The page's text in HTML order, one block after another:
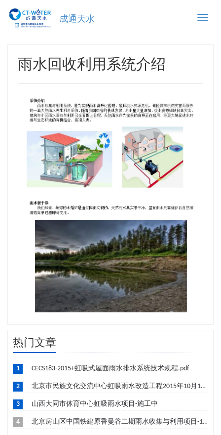
Toggle
成通天水
雨水回收利用系统介绍
热门文章
1 CECS183-2015+虹吸式屋面雨水排水系统技术规程.pdf
2 北京市民族文化交流中心虹吸雨水改造工程2015年10月19日成功签约-筹建中
3 山西大同市体育中心虹吸雨水项目-施工中
4 北京房山区中国铁建原香曼谷二期雨水收集与利用项目-10月竣工